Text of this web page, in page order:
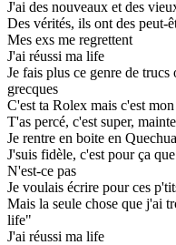
J'ai des nouveaux et des
Des vérités, ils ont des peut-
Mes exs me regrettent
J'ai réussi ma life
Je fais plus ce genre de trucs
grecques
C'est ta Rolex mais c'est
T'as percé, c'est super,
Je rentre en boite en Quechua
J'suis fidèle, c'est pour ça
N'est-ce pas
Je voulais écrire pour ces
Mais la seule chose que j'ai
life"
J'ai réussi ma life